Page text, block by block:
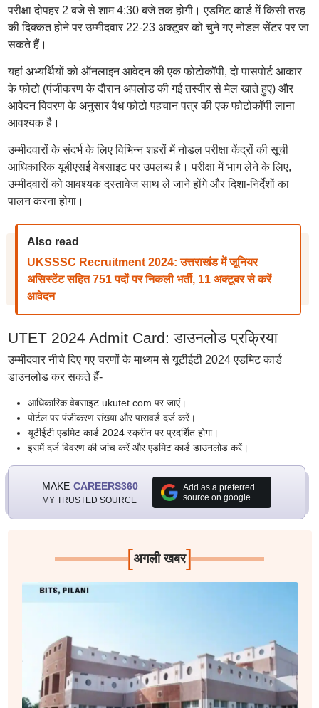
परीक्षा दोपहर 2 बजे से शाम 4:30 बजे तक होगी। एडमिट कार्ड में किसी तरह
की दिक्कत होने पर उम्मीदवार 22-23 अक्टूबर को चुने गए नोडल सेंटर पर जा
सकते हैं।
यहां अभ्यर्थियों को ऑनलाइन आवेदन की एक फोटोकॉपी, दो पासपोर्ट आकार
के फोटो (पंजीकरण के दौरान अपलोड की गई तस्वीर से मेल खाते हुए) और
आवेदन विवरण के अनुसार वैध फोटो पहचान पत्र की एक फोटोकॉपी लाना
आवश्यक है।
उम्मीदवारों के संदर्भ के लिए विभिन्न शहरों में नोडल परीक्षा केंद्रों की सूची
आधिकारिक यूबीएसई वेबसाइट पर उपलब्ध है। परीक्षा में भाग लेने के लिए,
उम्मीदवारों को आवश्यक दस्तावेज साथ ले जाने होंगे और दिशा-निर्देशों का
पालन करना होगा।
Also read
UKSSSC Recruitment 2024: उत्तराखंड में जूनियर
असिस्टेंट सहित 751 पदों पर निकली भर्ती, 11 अक्टूबर से करें
आवेदन
UTET 2024 Admit Card: डाउनलोड प्रक्रिया
उम्मीदवार नीचे दिए गए चरणों के माध्यम से यूटीईटी 2024 एडमिट कार्ड
डाउनलोड कर सकते हैं-
आधिकारिक वेबसाइट ukutet.com पर जाएं।
पोर्टल पर पंजीकरण संख्या और पासवर्ड दर्ज करें।
यूटीईटी एडमिट कार्ड 2024 स्क्रीन पर प्रदर्शित होगा।
इसमें दर्ज विवरण की जांच करें और एडमिट कार्ड डाउनलोड करें।
MAKE CAREERS360
MY TRUSTED SOURCE
Add as a preferred
source on google
[अगली खबर]